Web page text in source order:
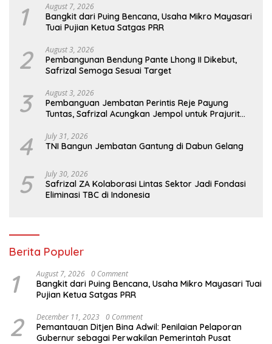
1 August 7, 2026
Bangkit dari Puing Bencana, Usaha Mikro Mayasari
Tuai Pujian Ketua Satgas PRR
2 August 3, 2026
Pembangunan Bendung Pante Lhong II Dikebut,
Safrizal Semoga Sesuai Target
3 August 3, 2026
Pembanguan Jembatan Perintis Reje Payung
Tuntas, Safrizal Acungkan Jempol untuk Prajurit
4 July 31, 2026
TNI Bangun Jembatan Gantung di Dabun Gelang
5 July 30, 2026
Safrizal ZA Kolaborasi Lintas Sektor Jadi Fondasi
Eliminasi TBC di Indonesia
Berita Populer
1 August 7, 2026 0 Comment
Bangkit dari Puing Bencana, Usaha Mikro Mayasari Tuai
Pujian Ketua Satgas PRR
2 December 11, 2023 0 Comment
Pemantauan Ditjen Bina Adwil: Penilaian Pelaporan
Gubernur sebagai Perwakilan Pemerintah Pusat